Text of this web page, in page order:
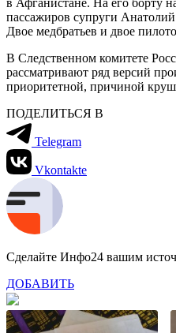
пассажиров супруги
Двое медбратьев и двое
В Следственном комитете
рассматривают ряд версий
приоритетной, причиной
ПОДЕЛИТЬСЯ В
Telegram
Vkontakte
Сделайте Инфо24 вашим
ДОБАВИТЬ